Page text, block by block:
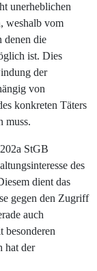
unerheblichen
weshalb vom
denen die
ist. Dies
der
von
konkreten Täters
muss.
StGB
des
dient das
gegen den Zugriff
auch
besonderen
hat der